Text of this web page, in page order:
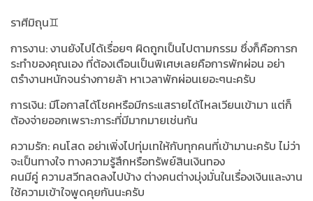
ราศีมิถุน♊️
การงาน: งานยังไปได้เรื่อยๆ ผิดถูกเป็นไปตามกรรม ซึ่งก็คือการก
ระทำของคุณเอง ที่ต้องเตือนเป็นพิเศษเลยคือการพักผ่อน อย่า
ตรำงานหนักจนร่างกายล้า หาเวลาพักผ่อนเยอะๆนะครับ
การเงิน: มีโอกาสได้โชคหรือมีกระแสรายได้ไหลเวียนเข้ามา แต่ก็
ต้องจ่ายออกเพราะภาระที่มีมากมายเช่นกัน
ความรัก: คนโสด อย่าเพิ่งไปทุ่มเทให้กับทุกคนที่เข้ามานะครับ ไม่ว่า
จะเป็นทางใจ ทางความรู้สึกหรือทรัพย์สินเงินทอง
คนมีคู่ ความสวีทลดลงไปบ้าง ต่างคนต่างมุ่งมั่นในเรื่องเงินและงาน
ใช้ความเข้าใจพูดคุยกันนะครับ